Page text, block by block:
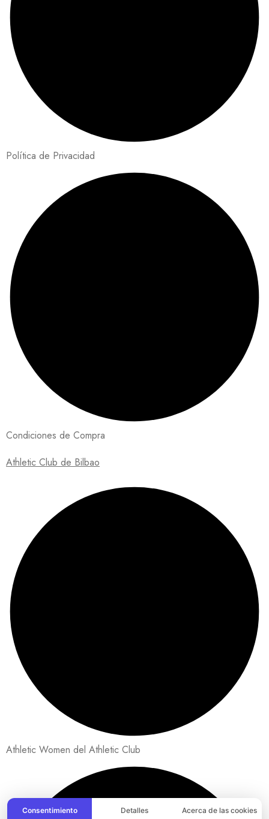
Política de Privacidad
Condiciones de Compra
Athletic Club de Bilbao
Athletic Women del Athletic Club
Consentimiento Detalles Acerca de las cookies